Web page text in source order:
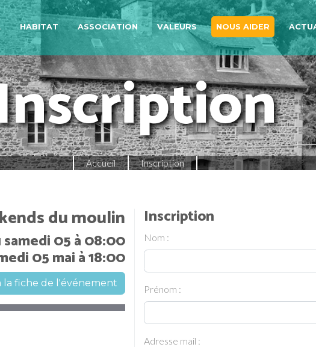
HABITAT ASSOCIATION VALEURS NOUS AIDER
Accueil Inscription
du moulin
samedi 05 à 08:00
05 mai à 18:00
la fiche de l'événement
Inscription
Nom :
Prénom :
Adresse mail :